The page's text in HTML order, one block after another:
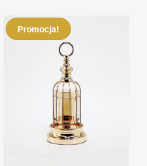
Promocja!